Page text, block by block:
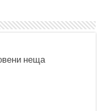
неща